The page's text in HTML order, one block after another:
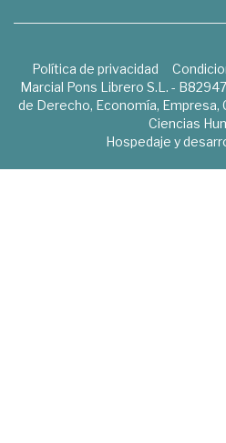
Política de privacidad
Marcial Pons Librero S.L. -
de Derecho, Economía, Empresa,
Ciencias
Hospedaje y